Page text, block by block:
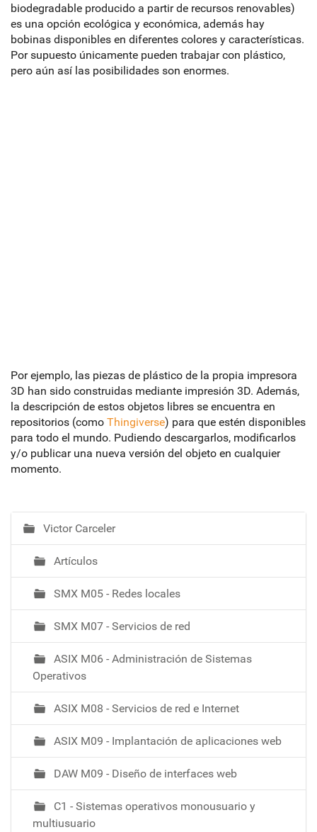
biodegradable producido a partir de recursos renovables)
es una opción ecológica y económica, además hay
bobinas disponibles en diferentes colores y características.
Por supuesto únicamente pueden trabajar con plástico,
pero aún así las posibilidades son enormes.
Por ejemplo, las piezas de plástico de la propia impresora
3D han sido construidas mediante impresión 3D. Además,
la descripción de estos objetos libres se encuentra en
repositorios (como Thingiverse) para que estén disponibles
para todo el mundo. Pudiendo descargarlos, modificarlos
y/o publicar una nueva versión del objeto en cualquier
momento.
N
a
e
a
Victor Carceler
Artículos
SMX M05 - Redes locales
SMX M07 - Servicios de red
ASIX M06 - Administración de Sistemas
Operativos
ASIX M08 - Servicios de red e Internet
ASIX M09 - Implantación de aplicaciones web
DAW M09 - Diseño de interfaces web
C1 - Sistemas operativos monousuario y
multiusuario